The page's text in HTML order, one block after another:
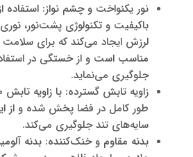
نور یکنواخت و چشم‌ نواز:
باکیفیت و تکنولوژی پشت‌نور،
لرزش ایجاد می‌کند که برای
مناسب است و از خستگی در
جلوگیری می‌نماید.
طور کامل در فضا پخش شده و از
سایه‌های تند جلوگیری می‌کند.
بدنه مقاوم و خنک‌کننده: بدنه